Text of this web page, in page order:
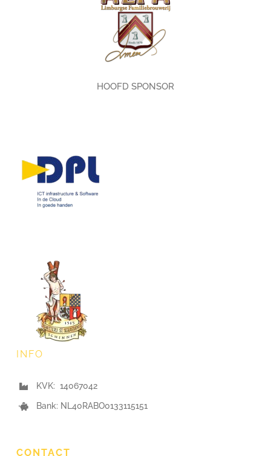
HOOFD SPONSOR
CONTACT
INFO
KVK: 14067042
Bank: NL40RABO0133115151